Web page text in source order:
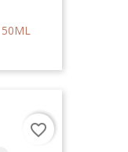
favorite_border